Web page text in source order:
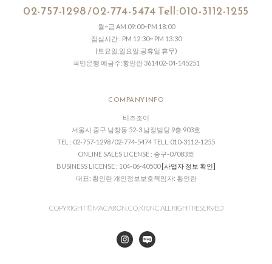
02-757-1298 /02-774-5474 Tell:010-3112-1255
월~금 AM 09:00~PM 18:00
점심시간 : PM 12:30~ PM 13:30
(토요일,일요일,공휴일 휴무)
국민은행 예금주:황인란 361402-04-145251
COMPANY INFO
비즈조이
서울시 중구 남창동 52-3 남정빌딩 9층 903호
TEL : 02-757-1298 /02-774-5474 TELL:010-3112-1255
ONLINE SALES LICENSE : 중구-07083호
BUSINESS LICENSE : 104-06-40500 [사업자 정보 확인]
대표: 황인란 개인정보보호책임자: 황인란
COPYRIGHT © MACARON.CO. KR.INC ALL RIGHT RESERVED